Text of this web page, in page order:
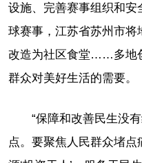
设施、完善赛事组织和安
球赛事，江苏省苏州市
改造为社区食堂……多地
群众对美好生活的需要。
“保障和改善民生没
点。要聚焦人民群众堵